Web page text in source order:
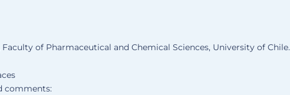
of Pharmaceutical and Chemical Sciences, University of Chile.
comments: